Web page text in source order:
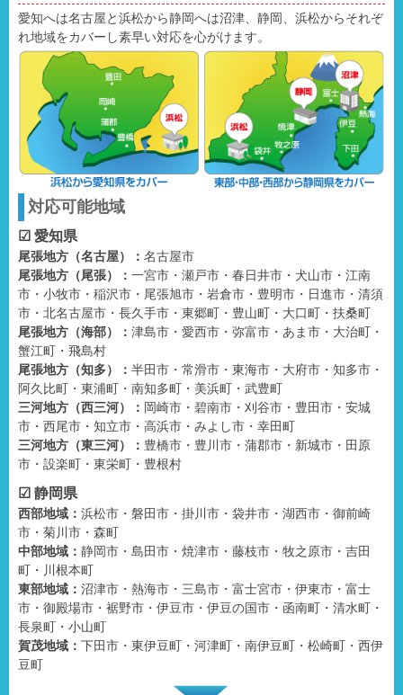
愛知へは名古屋と浜松から静岡へは沼津、静岡、浜松からそれぞ
れ地域をカバーし素早い対応を心がけます。
対応可能地域
☑ 愛知県
尾張地方（名古屋）： 名古屋市
尾張地方（尾張）： 一宮市・瀬戸市・春日井市・犬山市・江南
市・小牧市・稲沢市・尾張旭市・岩倉市・豊明市・日進市・清須
市・北名古屋市・長久手市・東郷町・豊山町・大口町・扶桑町
尾張地方（海部）： 津島市・愛西市・弥富市・あま市・大治町・
蟹江町・飛島村
尾張地方（知多）： 半田市・常滑市・東海市・大府市・知多市・
阿久比町・東浦町・南知多町・美浜町・武豊町
三河地方（西三河）： 岡崎市・碧南市・刈谷市・豊田市・安城
市・西尾市・知立市・高浜市・みよし市・幸田町
三河地方（東三河）： 豊橋市・豊川市・蒲郡市・新城市・田原
市・設楽町・東栄町・豊根村
☑ 静岡県
西部地域： 浜松市・磐田市・掛川市・袋井市・湖西市・御前崎
市・菊川市・森町
中部地域： 静岡市・島田市・焼津市・藤枝市・牧之原市・吉田
町・川根本町
東部地域： 沼津市・熱海市・三島市・富士宮市・伊東市・富士
市・御殿場市・裾野市・伊豆市・伊豆の国市・函南町・清水町・
長泉町・小山町
賀茂地域： 下田市・東伊豆町・河津町・南伊豆町・松崎町・西伊
豆町